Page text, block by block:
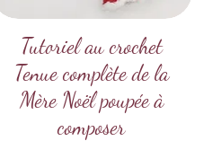
Quick View
Tutoriel au crochet
Tenue complète de la
Mère Noël poupée à
composer